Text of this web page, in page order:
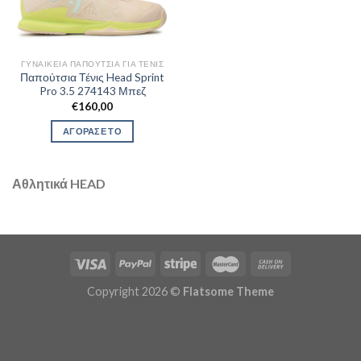
ΓΥΝΑΙΚΕΊΑ ΠΑΠΟΎΤΣΙΑ ΓΙΑ ΤΕΝΙΣ
Παπούτσια Τένις Head Sprint
Pro 3.5 274143 Μπεζ
€160,00
ΑΓΟΡΑΣΕ ΤΟ
Αθλητικά HEAD
Copyright 2026 © Flatsome Theme